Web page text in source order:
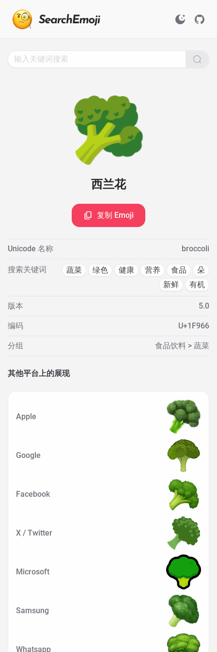
🥦
西兰花
复制 Emoji
Unicode 名称 broccoli
搜索关键词 蔬菜 绿色 健康 营养 食品
朵
新鲜
有机
版本 5.0
编码 U+1F966
分组 食品饮料 > 蔬菜
其他平台上的展现
Apple
Google
Facebook
X / Twitter
Microsoft
Samsung
Whatsapp